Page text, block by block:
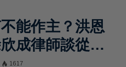
能作主？洪恩
成律師談從廢
全數刪除特留
1617